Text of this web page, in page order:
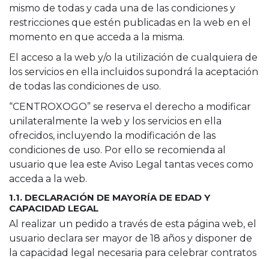
mismo de todas y cada una de las condiciones y
restricciones que estén publicadas en la web en el
momento en que acceda a la misma.
El acceso a la web y/o la utilización de cualquiera de
los servicios en ella incluidos supondrá la aceptación
de todas las condiciones de uso.
“CENTROXOGO” se reserva el derecho a modificar
unilateralmente la web y los servicios en ella
ofrecidos, incluyendo la modificación de las
condiciones de uso. Por ello se recomienda al
usuario que lea este Aviso Legal tantas veces como
acceda a la web.
1.1. DECLARACIÓN DE MAYORÍA DE EDAD Y
CAPACIDAD LEGAL
Al realizar un pedido a través de esta página web, el
usuario declara ser mayor de 18 años y disponer de
la capacidad legal necesaria para celebrar contratos